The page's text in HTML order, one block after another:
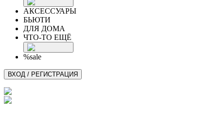
АКСЕССУАРЫ
БЬЮТИ
ДЛЯ ДОМА
ЧТО-ТО ЕЩЁ
%sale
ВХОД / РЕГИСТРАЦИЯ